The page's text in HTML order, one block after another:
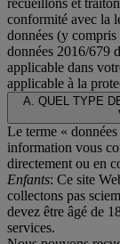
conformité avec la
données (y
données 2016/679
applicable dans
applicable à la
A. QUEL TYPE
Le terme «
information vous
directement ou en
Enfants: Ce site
collectons pas
devez être âgé de
services.